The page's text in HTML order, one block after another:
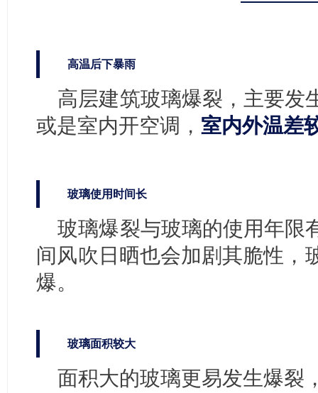
高温后下暴雨
高层建筑玻璃爆裂，主要发
或是室内开空调， 室内外温差
玻璃使用时间长
玻璃爆裂与玻璃的使用年限
间风吹日晒也会加剧其脆性，
爆。
玻璃面积较大
面积大的玻璃更易发生爆裂